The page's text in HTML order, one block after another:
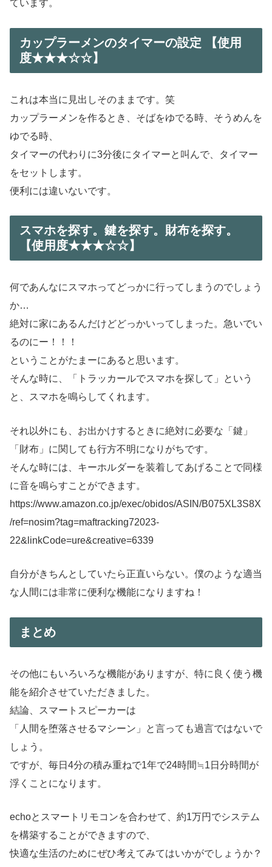
ています。
カップラーメンのタイマーの設定 【使用
度★★★☆☆】
これは本当に見出しそのままです。笑
カップラーメンを作るとき、そばをゆでる時、そうめんを
ゆでる時、
タイマーの代わりに3分後にタイマーと叫んで、タイマー
をセットします。
便利には違いないです。
スマホを探す。鍵を探す。財布を探す。
【使用度★★★☆☆】
何であんなにスマホってどっかに行ってしまうのでしょう
か…
絶対に家にあるんだけどどっかいってしまった。急いでい
るのにー！！！
ということがたまーにあると思います。
そんな時に、「トラッカールでスマホを探して」という
と、スマホを鳴らしてくれます。
それ以外にも、お出かけするときに絶対に必要な「鍵」
「財布」に関しても行方不明になりがちです。
そんな時には、キーホルダーを装着してあげることで同様
に音を鳴らすことができます。
https://www.amazon.co.jp/exec/obidos/ASIN/B075XL3S8X
/ref=nosim?tag=maftracking72023-
22&linkCode=ure&creative=6339
自分がきちんとしていたら正直いらない。僕のような適当
な人間には非常に便利な機能になりますね！
まとめ
その他にもいろいろな機能がありますが、特に良く使う機
能を紹介させていただきました。
結論、スマートスピーカーは
「人間を堕落させるマシーン」と言っても過言ではないで
しょう。
ですが、毎日4分の積み重ねで1年で24時間≒1日分時間が
浮くことになります。
echoとスマートリモコンを合わせて、約1万円でシステム
を構築することができますので、
快適な生活のためにぜひ考えてみてはいかがでしょうか？